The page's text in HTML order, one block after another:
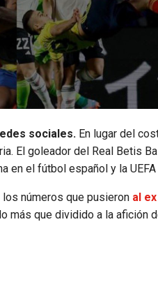
sociales. En lugar del
El goleador del Real Betis
en el fútbol español y la UEFA
los números que pusieron al
más que dividido a la afición